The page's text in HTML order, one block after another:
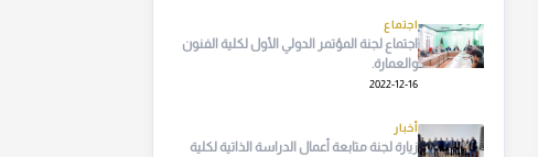
اجتماع
اجتماع لجنة المؤتمر الدولي الأول لكلية الفنون
والعمارة.
2022-12-16
أخبار
زيارة لجنة متابعة أعمال الدراسة الذاتية لكلية